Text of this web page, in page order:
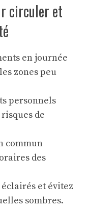
circuler et
en journée
zones peu
personnels
de
commun
des
et évitez
sombres.